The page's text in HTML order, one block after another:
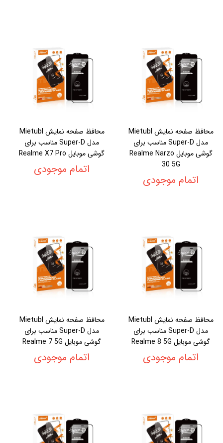
محافظ صفحه نمایش Mietubl
مدل Super-D مناسب برای
گوشی موبایل Realme Narzo
30 5G
اتمام موجودی
محافظ صفحه نمایش Mietubl
مدل Super-D مناسب برای
گوشی موبایل Realme X7 Pro
اتمام موجودی
محافظ صفحه نمایش Mietubl
مدل Super-D مناسب برای
گوشی موبایل Realme 8 5G
اتمام موجودی
محافظ صفحه نمایش Mietubl
مدل Super-D مناسب برای
گوشی موبایل Realme 7 5G
اتمام موجودی